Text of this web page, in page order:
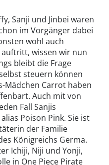
Sanji und Jinbei waren
im Vorgänger dabei
wohl auch
wissen wir nun
bleibt die Frage
steuern können
Mädchen Carrot haben
Auch mit von
Fall Sanjis
Poison Pink. Sie ist
der Familie
Königreichs Germa.
Ichiji, Niji und Yonji,
in One Piece Pirate